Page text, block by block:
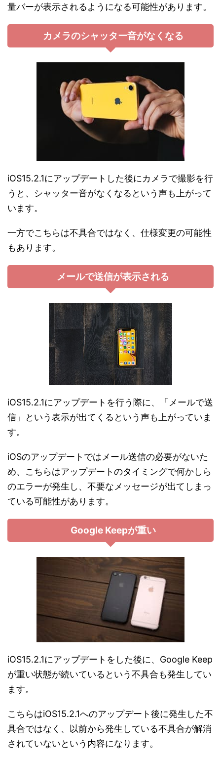
量バーが表示されるようになる可能性があります。
カメラのシャッター音がなくなる
iOS15.2.1にアップデートした後にカメラで撮影を行
うと、シャッター音がなくなるという声も上がって
います。
一方でこちらは不具合ではなく、仕様変更の可能性
もあります。
メールで送信が表示される
iOS15.2.1にアップデートを行う際に、「メールで送
信」という表示が出てくるという声も上がっていま
す。
iOSのアップデートではメール送信の必要がないた
め、こちらはアップデートのタイミングで何かしら
のエラーが発生し、不要なメッセージが出てしまっ
ている可能性があります。
Google Keepが重い
iOS15.2.1にアップデートをした後に、Google Keep
が重い状態が続いているという不具合も発生してい
ます。
こちらはiOS15.2.1へのアップデート後に発生した不
具合ではなく、以前から発生している不具合が解消
されていないという内容になります。